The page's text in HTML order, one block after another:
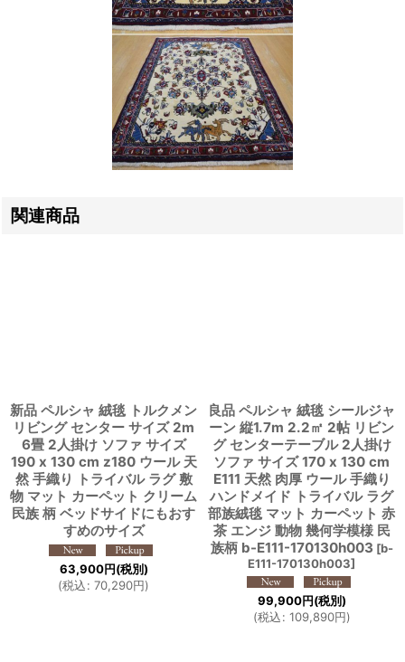
関連商品
新品 ペルシャ 絨毯 トルクメン
リビング センター サイズ 2m
6畳 2人掛け ソファ サイズ
190 x 130 cm z180 ウール 天
然 手織り トライバル ラグ 敷
物 マット カーペット クリーム
民族 柄 ベッドサイドにもおす
すめのサイズ
63,900円(税別)
(税込: 70,290円)
良品 ペルシャ 絨毯 シールジャ
ーン 縦1.7m 2.2㎡ 2帖 リビン
グ センターテーブル 2人掛け
ソファ サイズ 170 x 130 cm
E111 天然 肉厚 ウール 手織り
ハンドメイド トライバル ラグ
部族絨毯 マット カーペット 赤
茶 エンジ 動物 幾何学模様 民
族柄 b-E111-170130h003 [b-
E111-170130h003]
99,900円(税別)
(税込: 109,890円)